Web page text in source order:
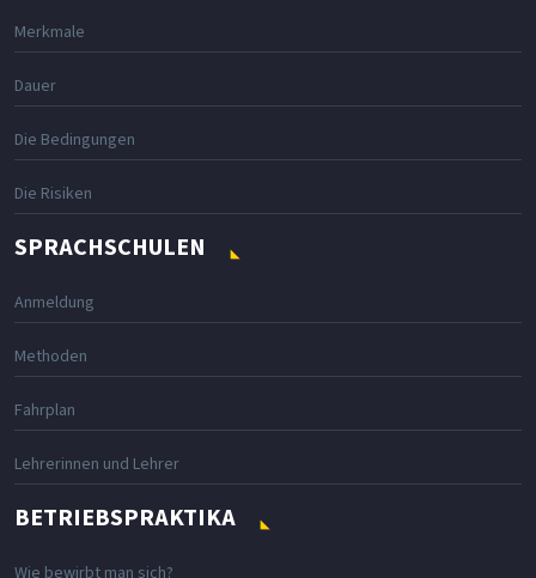
Merkmale
Dauer
Die Bedingungen
Die Risiken
SPRACHSCHULEN
Anmeldung
Methoden
Fahrplan
Lehrerinnen und Lehrer
BETRIEBSPRAKTIKA
Wie bewirbt man sich?